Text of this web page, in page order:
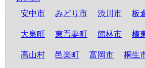
安中市
みどり市 渋川市 板
大泉町 東吾妻町 館林市 榛
高山村 邑楽町 富岡市 桐生